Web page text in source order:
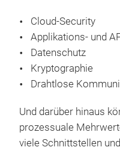
Cloud-Security
Applikations- und
Datenschutz
Kryptographie
Drahtlose
Und darüber hinaus
prozessuale
viele Schnittstellen